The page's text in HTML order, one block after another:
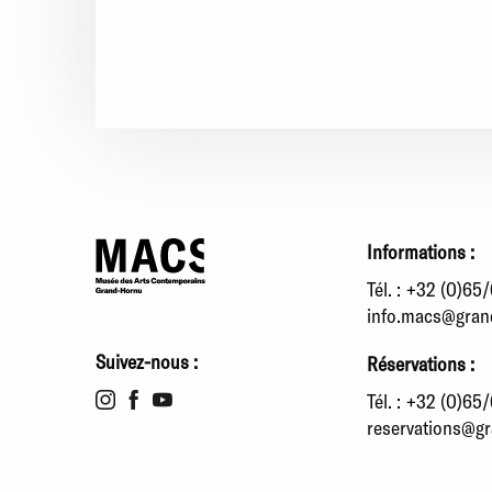
Suivez-nous :
Informations :
Tél. : +32 (0)65/
Réservations :
Tél. : +32